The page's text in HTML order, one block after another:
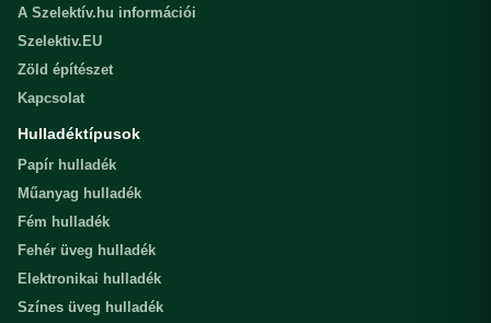
A Szelektív.hu információi
Szelektiv.EU
Zöld építészet
Kapcsolat
Hulladéktípusok
Papír hulladék
Műanyag hulladék
Fém hulladék
Fehér üveg hulladék
Elektronikai hulladék
Színes üveg hulladék